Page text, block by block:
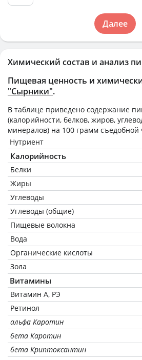
Химический состав и анализ
Пищевая ценность и
"Сырники".
В таблице приведено содержание
(калорийности, белков, жиров,
минералов) на 100 грамм съедобной
Нутриент
Калорийность
Белки
Жиры
Углеводы
Углеводы (общие)
Пищевые волокна
Вода
Органические кислоты
Зола
Витамины
Витамин А, РЭ
Ретинол
альфа Каротин
бета Каротин
бета Криптоксантин
Далее